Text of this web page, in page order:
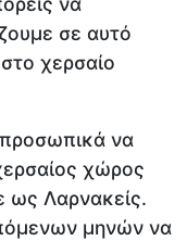
σε αυτό
χερσαίο
προσωπικά να
χώρος
ως Λαρνακείς.
μηνών να